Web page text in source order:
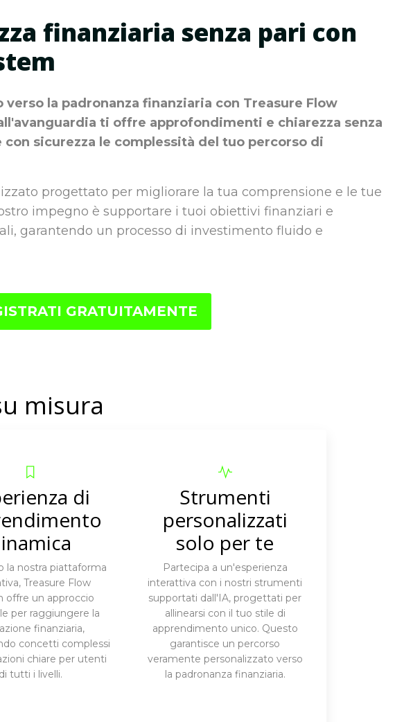
finanziaria senza pari con
la padronanza finanziaria con Treasure Flow
ti offre approfondimenti e chiarezza senza
sicurezza le complessità del tuo percorso di
progettato per migliorare la tua comprensione e le tue
impegno è supportare i tuoi obiettivi finanziari e
garantendo un processo di investimento fluido e
GRATUITAMENTE
misura
di
la nostra piattaforma
Treasure Flow
offre un approccio
per raggiungere la
finanziaria,
concetti complessi
chiare per utenti
di tutti i livelli.
Strumenti
personalizzati
solo per te
Partecipa a un'esperienza
interattiva con i nostri strumenti
supportati dall'IA, progettati per
allinearsi con il tuo stile di
apprendimento unico. Questo
garantisce un percorso
veramente personalizzato verso
la padronanza finanziaria.